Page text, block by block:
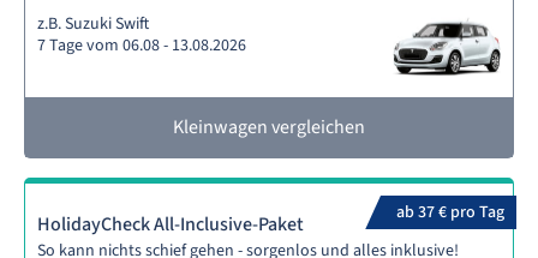
z.B. Suzuki Swift
7 Tage vom 06.08 - 13.08.2026
Kleinwagen vergleichen
ab 37 € pro Tag
HolidayCheck All-Inclusive-Paket
So kann nichts schief gehen - sorgenlos und alles inklusive!